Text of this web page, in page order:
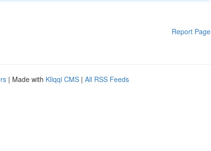
Report Page
| Made with Kliqqi CMS | All RSS Feeds